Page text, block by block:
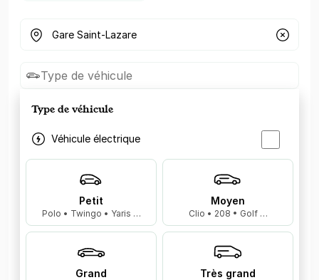
Où cherchez-vous un parking ?
Type de véhicule
Type de véhicule
Véhicule électrique
Petit
Polo • Twingo • Yaris …
Moyen
Clio • 208 • Golf …
Grand Très grand